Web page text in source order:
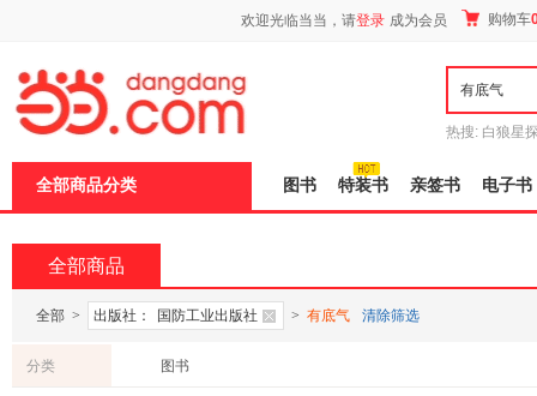
欢迎光临当当，请登录 成为会员 购物车
热搜: 白狼星
全部商品分类 图书 特装书 亲签书 电子书
全部商品
全部 > 出版社： 国防工业出版社 > 有底气 清除筛选
分类 图书
页
加